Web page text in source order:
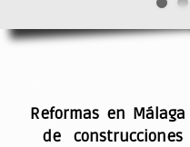
Reformas en
de